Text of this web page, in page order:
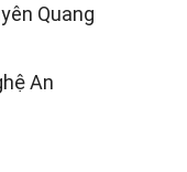
Quang
An